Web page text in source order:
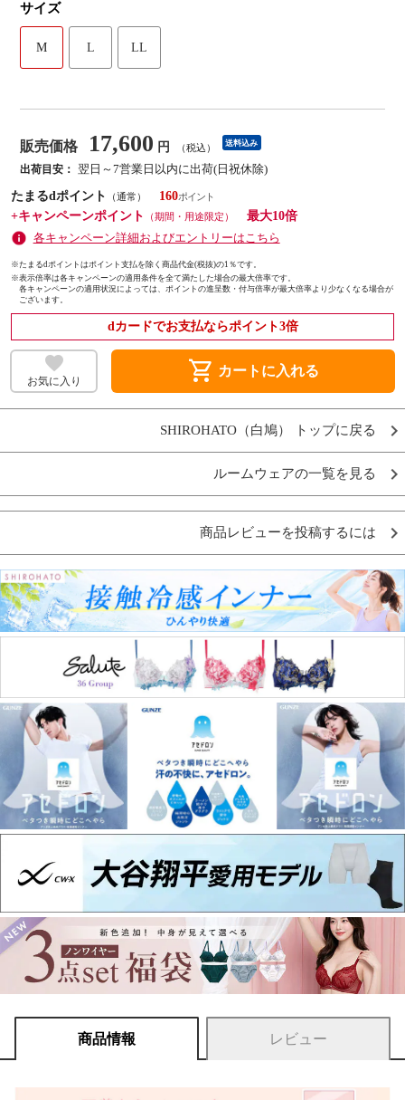
サイズ
M L LL
販売価格 17,600 円 （税込） 送料込み
出荷目安： 翌日～7営業日以内に出荷(日祝休除)
たまるdポイント
（通常）
160
+キャンペーンポイント
（期間・用途限定）
最大10倍
各キャンペーン詳細およびエントリーはこちら
※たまるdポイントはポイント支払を除く商品代金(税抜)の1％です。
※表示倍率は各キャンペーンの適用条件を全て満たした場合の最大倍率です。
各キャンペーンの適用状況によっては、ポイントの進呈数・付与倍率が最大倍率より少なくなる場合が
ございます。
dカードでお支払ならポイント3倍
お気に入り shopping_cart カートに入れる
SHIROHATO（白鳩） トップに戻る
ルームウェアの一覧を見る
商品レビューを投稿するには
商品情報 レビュー